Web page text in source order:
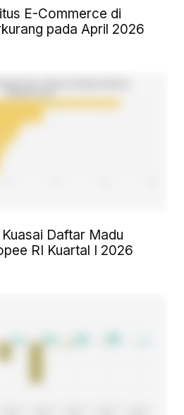
E-Commerce di
pada April 2026
Daftar Madu
RI Kuartal I 2026